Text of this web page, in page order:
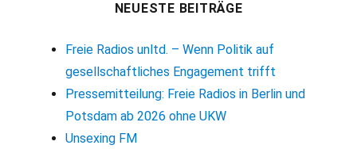
NEUESTE BEITRÄGE
Freie Radios unltd. – Wenn Politik auf
gesellschaftliches Engagement trifft
Pressemitteilung: Freie Radios in Berlin und
Potsdam ab 2026 ohne UKW
Unsexing FM